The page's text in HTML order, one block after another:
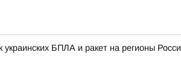
БПЛА и ракет на регионы